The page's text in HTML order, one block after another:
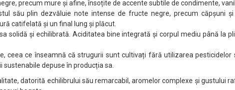
precum mure și afine, însoțite de accente subtile de condimente,
său plin dezvăluie note intense de fructe negre, precum căpșuni
catifelată și un final lung și plăcut.
solidă și echilibrată. Aciditatea bine integrată și corpul mediu până la
ceea ce înseamnă că strugurii sunt cultivați fără utilizarea
depuse în producția sa.
datorită echilibrului său remarcabil, aromelor complexe și gustului